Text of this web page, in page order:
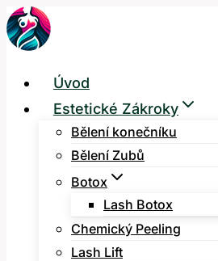
Přeskočit
na
Úvod
Estetické Zákroky
Bělení konečníku
Bělení Zubů
Botox
Lash Botox
Chemický Peeling
Lash Lift